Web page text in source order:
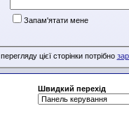
Запам'ятати мене
цієї сторінки потрібно
Швидкий перехід